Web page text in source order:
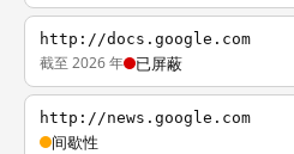
http://docs.google.com
截至 2026 年 已屏蔽
http://news.google.com
间歇性